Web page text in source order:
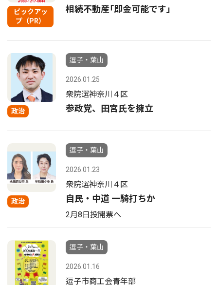
ピックアッ
プ（PR）
相続不動産｢即金可能です｣
政治
逗子・葉山
2026.01.25
衆院選神奈川４区
参政党、田宮氏を擁立
政治
逗子・葉山
2026.01.23
衆院選神奈川４区
自民・中道 一騎打ちか
2月8日投開票へ
逗子・葉山
2026.01.16
逗子市商工会青年部